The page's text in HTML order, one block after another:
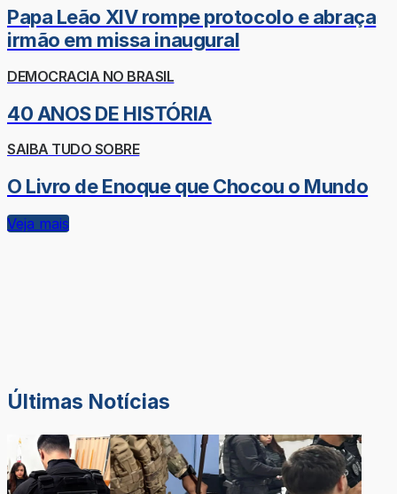
Papa Leão XIV rompe protocolo e abraça
irmão em missa inaugural
DEMOCRACIA NO BRASIL
40 ANOS DE HISTÓRIA
SAIBA TUDO SOBRE
O Livro de Enoque que Chocou o Mundo
Veja mais
Últimas Notícias